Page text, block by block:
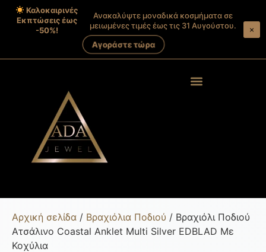
Καλοκαιρινές
Εκπτώσεις έως
-50%!
Ανακαλύψτε μοναδικά κοσμήματα σε
μειωμένες τιμές έως τις 31 Αυγούστου.
Αγοράστε τώρα
×
Αρχική σελίδα / Βραχιόλια Ποδιού / Βραχιόλι Ποδιού
Ατσάλινο Coastal Anklet Multi Silver EDBLAD Με
Κοχύλια